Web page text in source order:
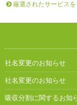
厳選されたサービス
社名変更のお知らせ
社名変更のお知らせ
吸収分割に関するお知